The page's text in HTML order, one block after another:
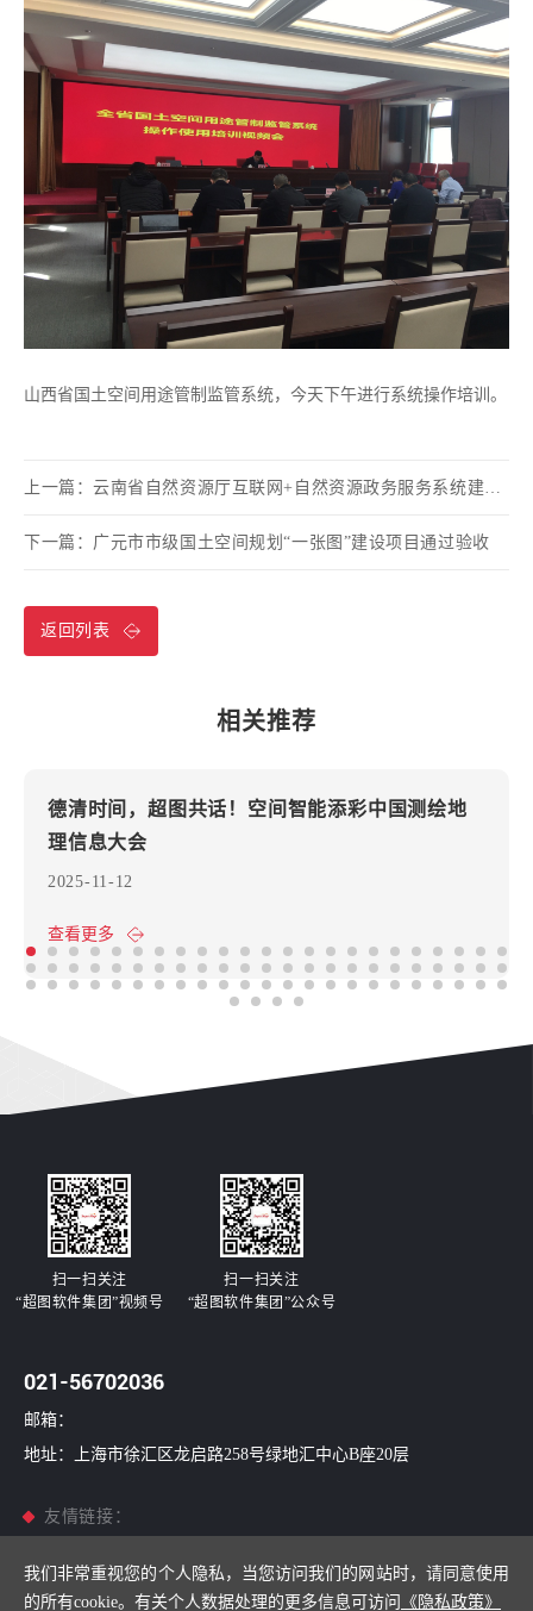
我们非常重视您的个人隐私，当您访问我们的网站时，请同意使用
的所有cookie。有关个人数据处理的更多信息可访问
《隐私政策》
山西省国土空间用途管制监管系统，今天下午进行系统操作培训。
上一篇：云南省自然资源厅互联网+自然资源政务服务系统建设（1期）项目顺利通过专家验收
下一篇： 广元市市级国土空间规划“一张图”建设项目通过验收
返回列表
相关推荐
德清时间，超图共话！空间智能添彩中国测绘地
理信息大会
2025-11-12
查看更多
扫一扫关注
“超图软件集团”视频号
扫一扫关注
“超图软件集团”公众号
021-56702036
邮箱：
地址：上海市徐汇区龙启路258号绿地汇中心B座20层
友情链接：
Copyright © 2001-2026 上海超图数慧技术有限公司All Rights Reserved